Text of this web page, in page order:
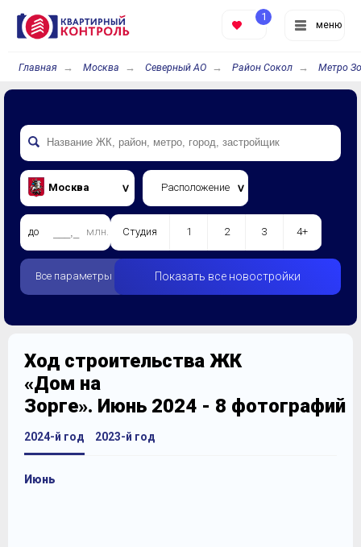
меню
1
Главная Москва Северный АО Район Сокол Метро
Москва Расположение
до млн. Студия 1 2 3 4+
Все параметры Показать все новостройки
Ход строительства ЖК
«Дом на
Зорге». Июнь 2024 - 8 фотографий
2024-й год
Июнь
2023-й год